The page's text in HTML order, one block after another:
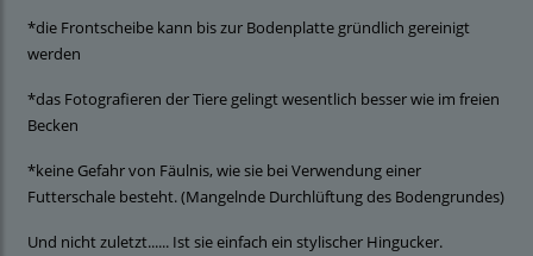
*die Frontscheibe kann bis zur Bodenplatte gründlich gereinigt
werden
*das Fotografieren der Tiere gelingt wesentlich besser wie im freien
Becken
*keine Gefahr von Fäulnis, wie sie bei Verwendung einer
Futterschale besteht. (Mangelnde Durchlüftung des Bodengrundes)
Und nicht zuletzt...... Ist sie einfach ein stylischer Hingucker.